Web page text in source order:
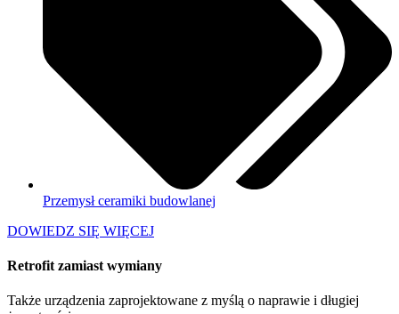
Przemysł ceramiki budowlanej
DOWIEDZ SIĘ WIĘCEJ
Retrofit zamiast wymiany
Także urządzenia zaprojektowane z myślą o naprawie i długiej